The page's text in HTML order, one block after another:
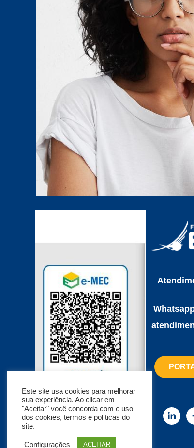
Consultar pelo link aqui
Este site usa cookies para melhorar
sua experiência. Ao clicar em
"Aceitar" você concorda com o uso
dos cookies, termos e políticas do
site.
Configurações ACEITAR